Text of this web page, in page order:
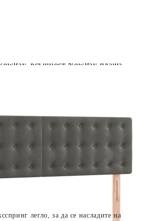
легло, за да се насладите на
всъщност NewPay плаща
Заплащате 20% от стойността на
с карта. Останалата сума се
до 1000 лв. / €511.31
Стойността на поръчката се
месечни вноски с оскъпяване. За
до 2000 лв. / €1022.61